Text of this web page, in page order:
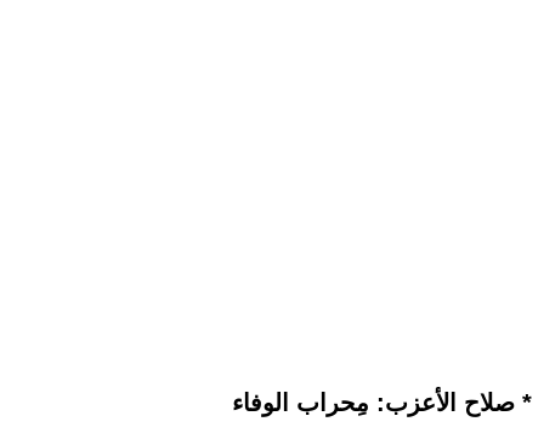
صلاح الأعزب: مِحراب الوفاء *